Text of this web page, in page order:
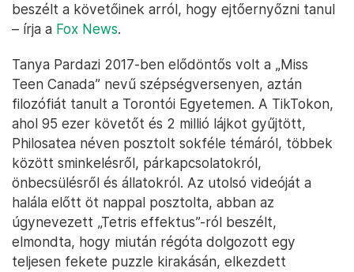
beszélt a követőinek arról, hogy ejtőernyőzni tanul
– írja a Fox News.
Tanya Pardazi 2017-ben elődöntős volt a „Miss
Teen Canada” nevű szépségversenyen, aztán
filozófiát tanult a Torontói Egyetemen. A TikTokon,
ahol 95 ezer követőt és 2 millió lájkot gyűjtött,
Philosatea néven posztolt sokféle témáról, többek
között sminkelésről, párkapcsolatokról,
önbecsülésről és állatokról. Az utolsó videóját a
halála előtt öt nappal posztolta, abban az
úgynevezett „Tetris effektus”-ról beszélt,
elmondta, hogy miután régóta dolgozott egy
teljesen fekete puzzle kirakásán, elkezdett